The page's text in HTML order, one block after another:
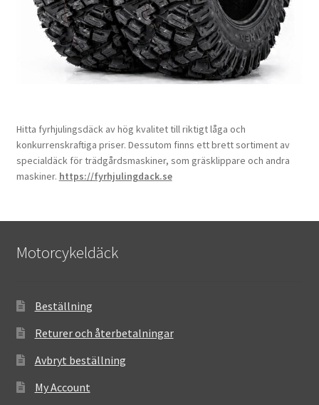
Hitta fyrhjulingsdäck av hög kvalitet till riktigt låga och
konkurrenskraftiga priser. Dessutom finns ett brett sortiment av
specialdäck för trädgårdsmaskiner, som gräsklippare och andra
maskiner. https://fyrhjulingdack.se
Motorcykeldäck
Beställning
Returer och återbetalningar
Avbryt beställning
My Account